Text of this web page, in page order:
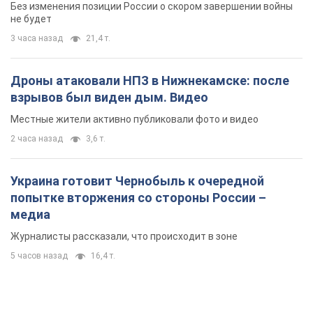
Без изменения позиции России о скором завершении войны
не будет
3 часа назад 21,4 т.
Дроны атаковали НПЗ в Нижнекамске: после
взрывов был виден дым. Видео
Местные жители активно публиковали фото и видео
2 часа назад 3,6 т.
Украина готовит Чернобыль к очередной
попытке вторжения со стороны России –
медиа
Журналисты рассказали, что происходит в зоне
5 часов назад 16,4 т.